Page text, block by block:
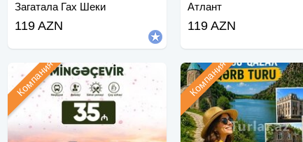
Загатала Гах Шеки
Мингячевир
119 AZN
Атлант
119 AZN
Компания Компания